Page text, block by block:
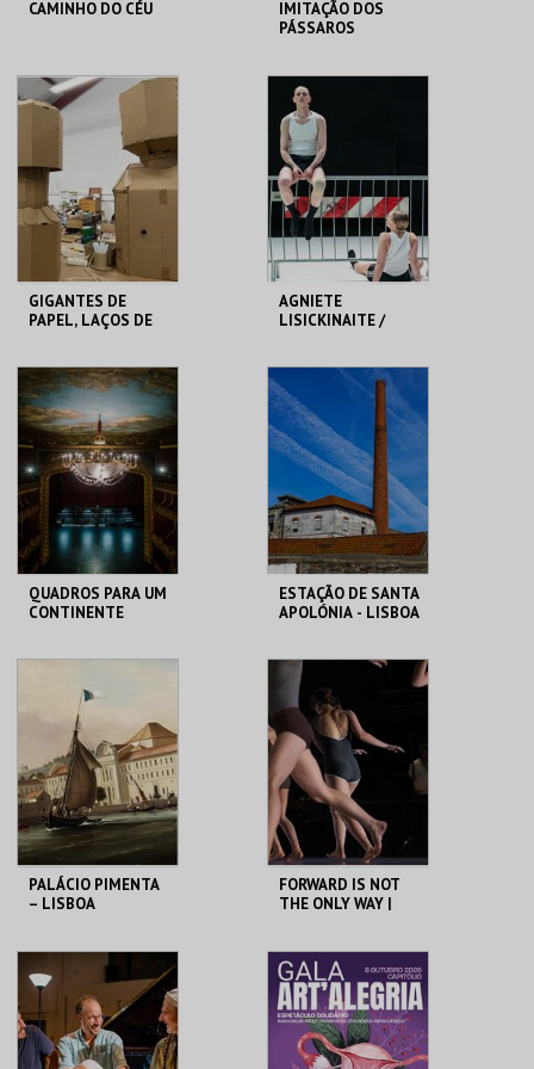
CAMINHO DO CÉU
SÃO LUIZ TEATRO
MUNICIPAL
MAIS INFO
COMPRAR
IMITAÇÃO DOS
PÁSSAROS
TEATRO
VARIEDADES
MAIS INFO
COMPRAR
GIGANTES DE
PAPEL, LAÇOS DE
MUSEU DA
MARIONETA
MAIS INFO
COMPRAR
AGNIETE
LISICKINAITE /
TBA - TEATRO
BAIRRO ALTO
MAIS INFO
COMPRAR
QUADROS PARA UM
CONTINENTE
MUNICIPAL
MAIS INFO
COMPRAR
ESTAÇÃO DE SANTA
APOLÓNIA - LISBOA
ML - PALÁCIO
PIMENTA
MAIS INFO
COMPRAR
PALÁCIO PIMENTA
– LISBOA
ML - PALÁCIO
PIMENTA
MAIS INFO
FORWARD IS NOT
THE ONLY WAY |
SÃO LUIZ TEATRO
MUNICIPAL
MAIS INFO